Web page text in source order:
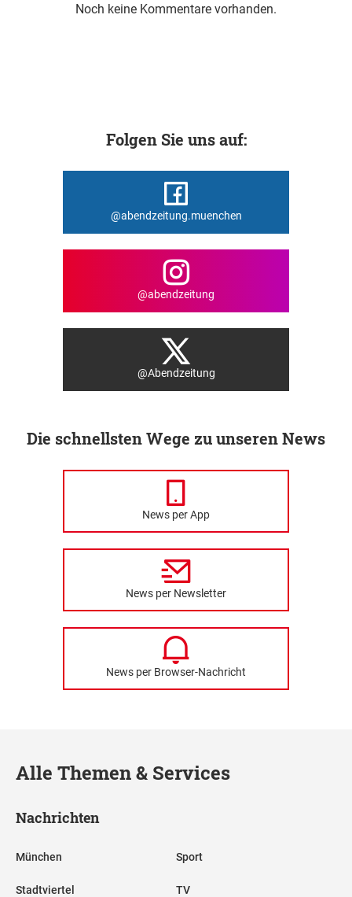
Noch keine Kommentare vorhanden.
Folgen Sie uns auf:
@abendzeitung.muenchen
@abendzeitung
@Abendzeitung
Die schnellsten Wege zu unseren News
News per App
News per Newsletter
News per Browser-Nachricht
Alle Themen & Services
Nachrichten
München
Stadtviertel
Sport
TV